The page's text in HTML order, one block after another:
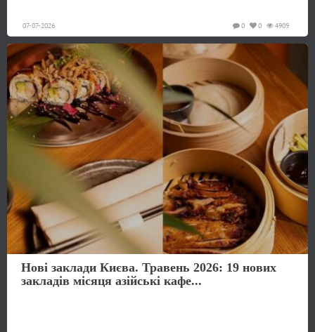
07-07-2026 4909
0
0
Нові заклади Києва. Травень 2026: 19 нових
закладів місяця азійські кафе...